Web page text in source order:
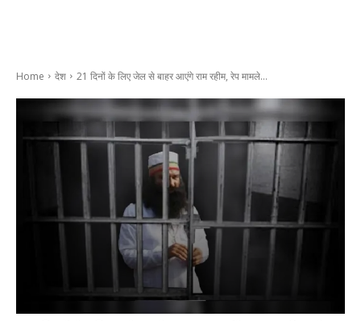
Home देश 21 दिनों के लिए जेल से बाहर आएंगे राम रहीम, रेप मामले...